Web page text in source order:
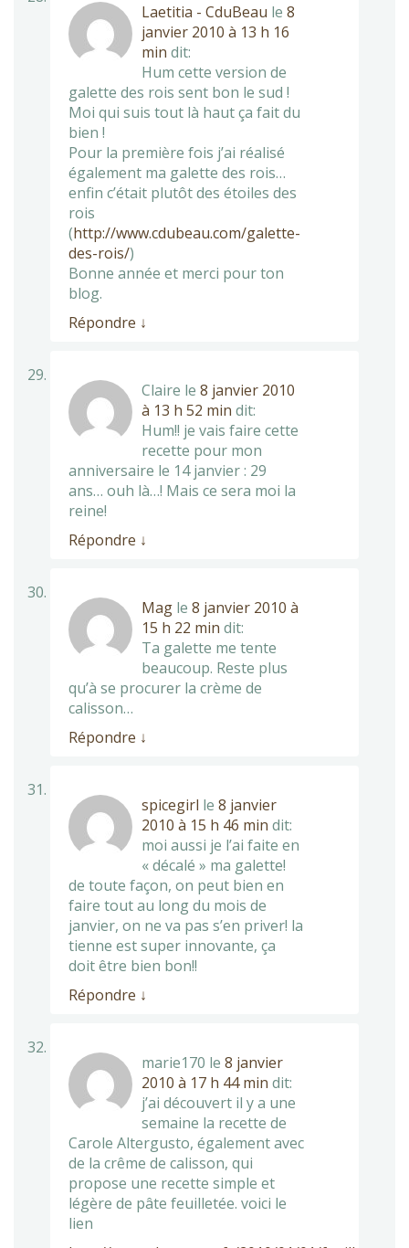
Laetitia - CduBeau le 8
janvier 2010 à 13 h 16
min dit:
Hum cette version de
galette des rois sent bon le sud !
Moi qui suis tout là haut ça fait du
bien !
Pour la première fois j’ai réalisé
également ma galette des rois…
enfin c’était plutôt des étoiles des
rois
(http://www.cdubeau.com/galette-
des-rois/)
Bonne année et merci pour ton
blog.
Répondre ↓
Claire le 8 janvier 2010
à 13 h 52 min dit:
Hum!! je vais faire cette
recette pour mon
anniversaire le 14 janvier : 29
ans… ouh là…! Mais ce sera moi la
reine!
Répondre ↓
Mag le 8 janvier 2010 à
15 h 22 min dit:
Ta galette me tente
beaucoup. Reste plus
qu’à se procurer la crème de
calisson…
Répondre ↓
spicegirl le 8 janvier
2010 à 15 h 46 min dit:
moi aussi je l’ai faite en
« décalé » ma galette!
de toute façon, on peut bien en
faire tout au long du mois de
janvier, on ne va pas s’en priver! la
tienne est super innovante, ça
doit être bien bon!!
Répondre ↓
marie170 le 8 janvier
2010 à 17 h 44 min dit:
j’ai découvert il y a une
semaine la recette de
Carole Altergusto, également avec
de la crême de calisson, qui
propose une recette simple et
légère de pâte feuilletée. voici le
lien